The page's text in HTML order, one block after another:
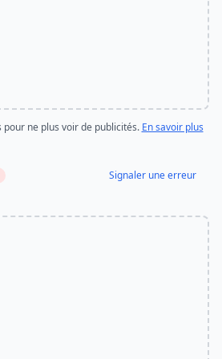
pour ne plus voir de publicités. En savoir plus
Signaler une erreur